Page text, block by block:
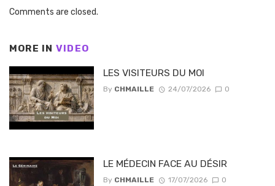
Comments are closed.
MORE IN VIDEO
LES VISITEURS DU MOI
By CHMAILLE 24/07/2026 0
LE MÉDECIN FACE AU DÉSIR
By CHMAILLE 17/07/2026 0